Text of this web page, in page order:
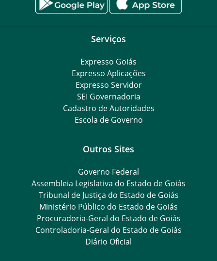
Serviços
Expresso Goiás
Expresso Aplicações
Expresso Servidor
SEI Governadoria
Cadastro de Autoridades
Escola de Governo
Outros Sites
Governo Federal
Assembleia Legislativa do Estado de Goiás
Tribunal de Justiça do Estado de Goiás
Ministério Público do Estado de Goiás
Procuradoria-Geral do Estado de Goiás
Controladoria-Geral do Estado de Goiás
Diário Oficial